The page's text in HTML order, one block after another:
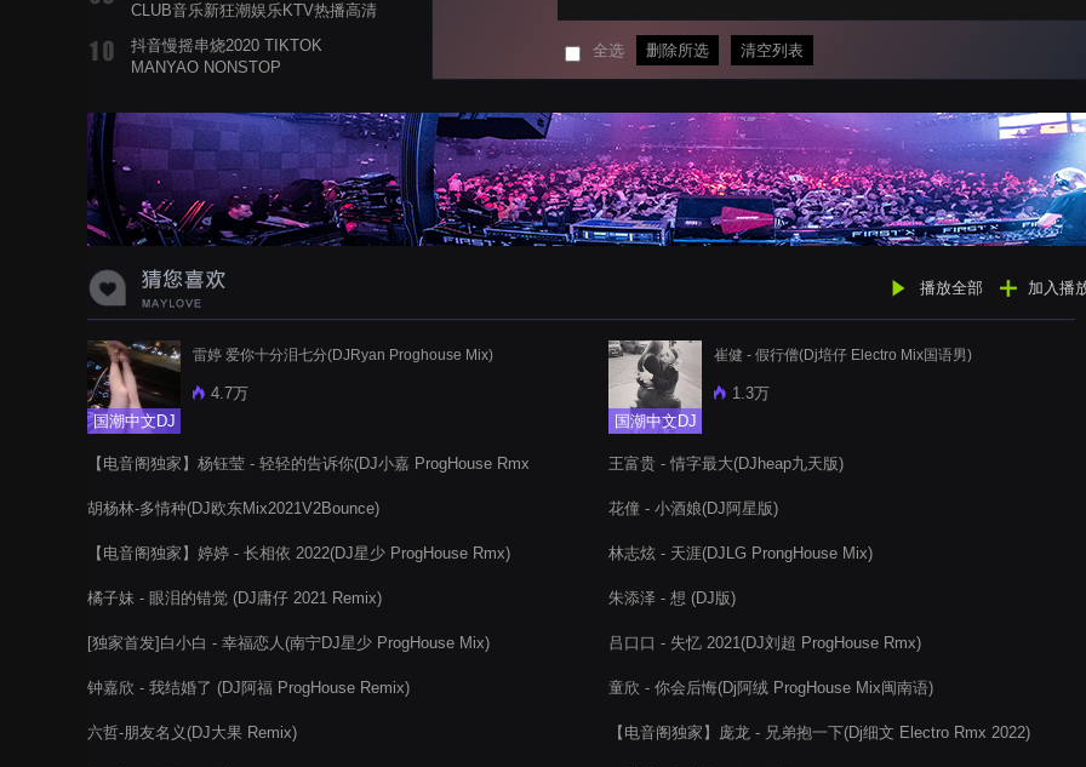
CLUB音乐新狂潮娱乐KTV热播高清
抖音慢摇串烧2020 TIKTOK
MANYAO NONSTOP
蝉爸爸妈妈爱存在夏天的风是想你的
声音啊
全选 删除所选 清空列表
播放全部 加入播
国潮中文DJ
雷婷 爱你十分泪七分(DJRyan Proghouse Mix)
4.7万
【电音阁独家】杨钰莹 - 轻轻的告诉你(DJ小嘉 ProgHouse Rmx
胡杨林-多情种(DJ欧东Mix2021V2Bounce)
【电音阁独家】婷婷 - 长相依 2022(DJ星少 ProgHouse Rmx)
橘子妹 - 眼泪的错觉 (DJ庸仔 2021 Remix)
[独家首发]白小白 - 幸福恋人(南宁DJ星少 ProgHouse Mix)
钟嘉欣 - 我结婚了 (DJ阿福 ProgHouse Remix)
六哲-朋友名义(DJ大果 Remix)
国潮中文DJ
崔健 - 假行僧(Dj培仔 Electro Mix国语男)
1.3万
王富贵 - 情字最大(DJheap九天版)
花僮 - 小酒娘(DJ阿星版)
林志炫 - 天涯(DJLG ProngHouse Mix)
朱添泽 - 想 (DJ版)
吕口口 - 失忆 2021(DJ刘超 ProgHouse Rmx)
童欣 - 你会后悔(Dj阿绒 ProgHouse Mix闽南语)
【电音阁独家】庞龙 - 兄弟抱一下(Dj细文 Electro Rmx 2022)